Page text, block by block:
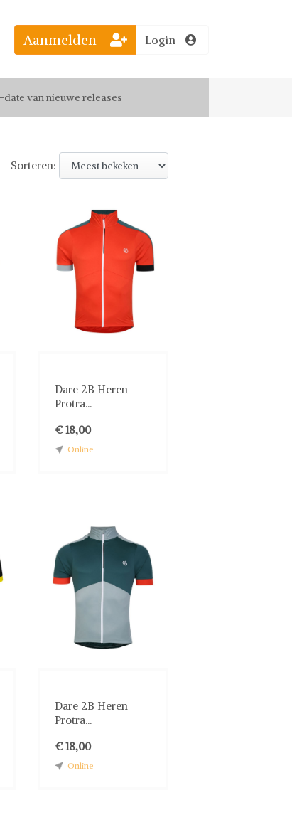
favoriete looks
van nieuwe releases
Aanmelden Login
Sorteren:
Dare 2B Heren
Protra...
€ 18,00
Online
Dare 2B Heren
Protra...
€ 18,00
Online